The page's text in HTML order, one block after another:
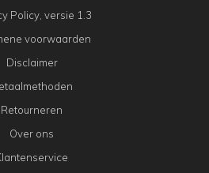
Policy, versie 1.3
voorwaarden
Disclaimer
Retourneren
Over ons